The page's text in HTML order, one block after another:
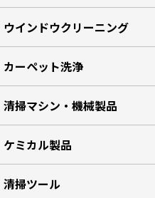
ウインドウクリーニング
カーペット洗浄
清掃マシン・機械製品
ケミカル製品
清掃ツール